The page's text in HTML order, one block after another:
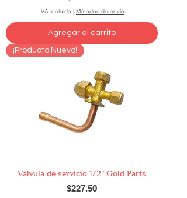
IVA incluido | Métodos de envío
Agregar al carrito
¡Producto Nuevo!
Válvula de servicio 1/2" Gold Parts
Precio
$227.50